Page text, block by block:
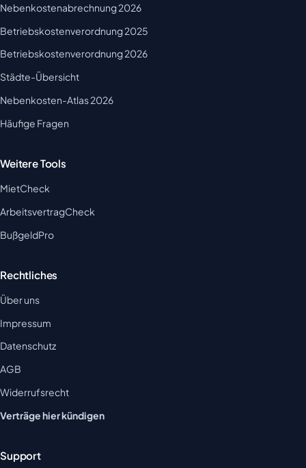
Nebenkostenabrechnung 2026
Betriebskostenverordnung 2025
Betriebskostenverordnung 2026
Städte-Übersicht
Nebenkosten-Atlas 2026
Häufige Fragen
Weitere Tools
MietCheck
ArbeitsvertragCheck
BußgeldPro
Rechtliches
Über uns
Impressum
Datenschutz
AGB
Widerrufsrecht
Verträge hier kündigen
Support